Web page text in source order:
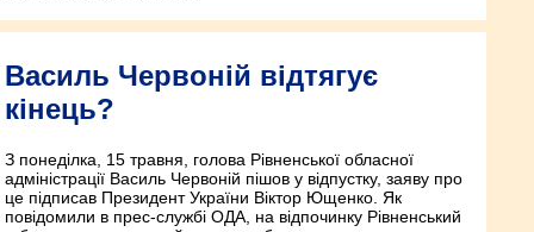
Василь Червоній відтягує
кінець?
З понеділка, 15 травня, голова Рівненської обласної
адміністрації Василь Червоній пішов у відпустку, заяву про
це підписав Президент України Віктор Ющенко. Як
повідомили в прес-службі ОДА, на відпочинку Рівненський